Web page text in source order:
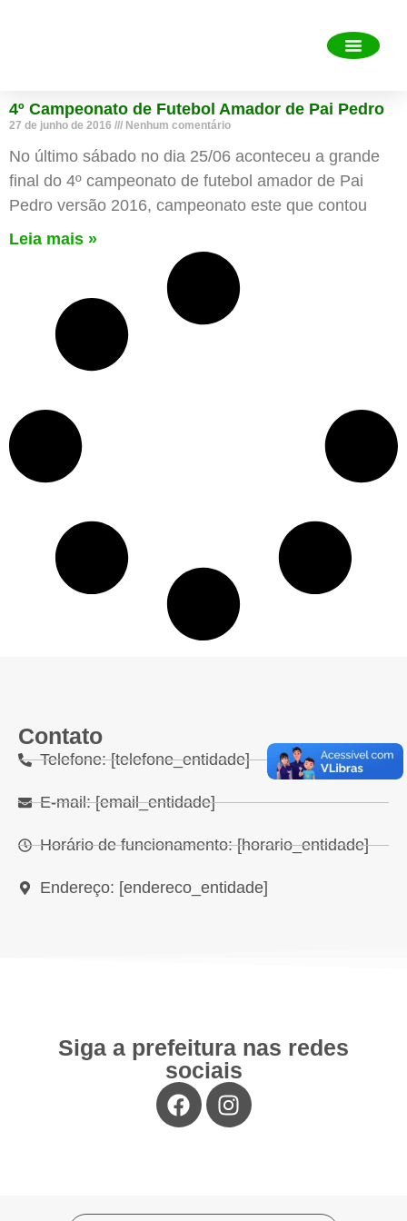
4º Campeonato de Futebol Amador de Pai Pedro
27 de junho de 2016 Nenhum comentário
No último sábado no dia 25/06 aconteceu a grande
final do 4º campeonato de futebol amador de Pai
Pedro versão 2016, campeonato este que contou
Leia mais »
Contato
Telefone: [telefone_entidade]
E-mail: [email_entidade]
Horário de funcionamento: [horario_entidade]
Endereço: [endereco_entidade]
Siga a prefeitura nas redes
sociais